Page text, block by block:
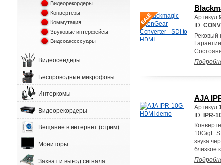
Видеорекордеры
Конвертеры
Коммутация
Звуковые интерфейсы
Видеоаксессуары
Видеосендеры
Беспроводные микрофоны
Интеркомы
Видеорекордеры
Вещание в интернет (стрим)
Мониторы
Захват и вывод сигнала
Артикул:
ID:
Рековый
AJA
Артикул:
ID: IPR-
10GigE
звука
близкое